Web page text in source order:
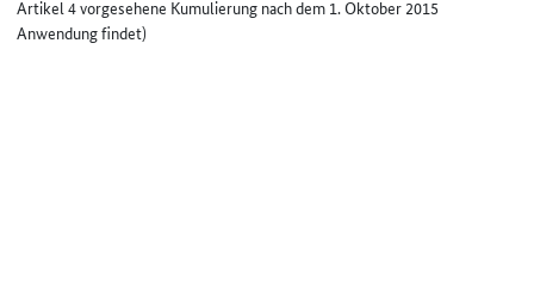
Artikel 4 vorgesehene Kumulierung nach dem 1. Oktober 2015
Anwendung findet)